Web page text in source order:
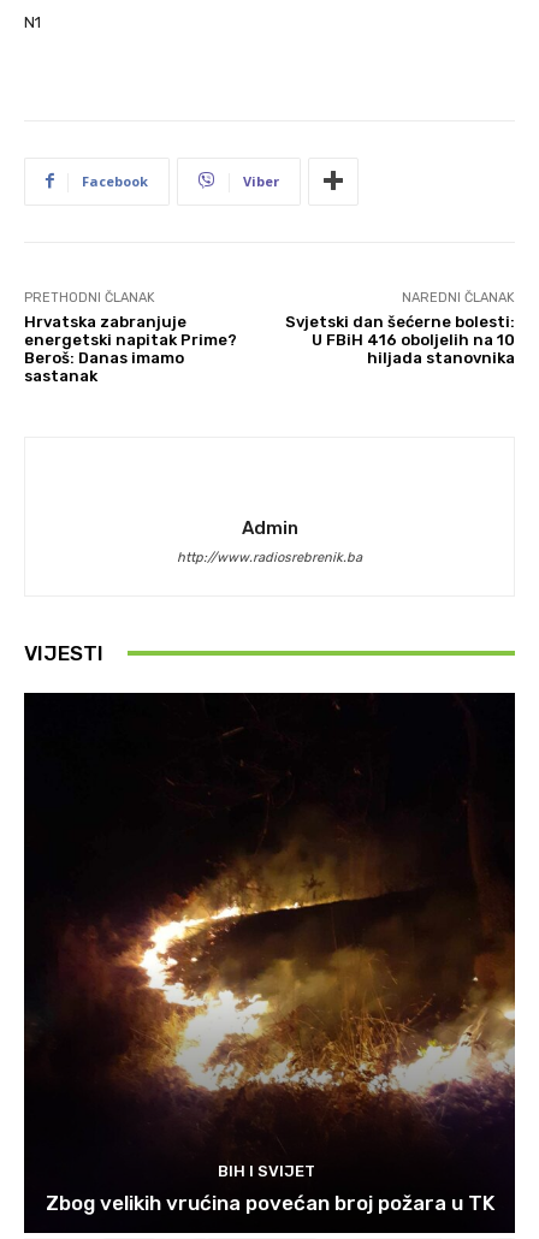
N1
Facebook Viber
PRETHODNI ČLANAK
Hrvatska zabranjuje
energetski napitak Prime?
Beroš: Danas imamo
sastanak
NAREDNI ČLANAK
Svjetski dan šećerne bolesti:
U FBiH 416 oboljelih na 10
hiljada stanovnika
Admin
http://www.radiosrebrenik.ba
VIJESTI
BIH I SVIJET
Zbog velikih vrućina povećan broj požara u TK